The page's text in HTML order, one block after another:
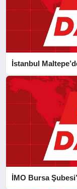
İstanbul
İMO Bursa